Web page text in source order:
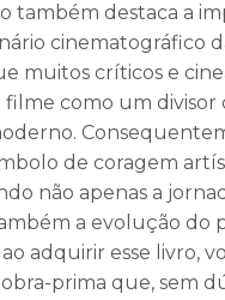
também destaca a
cinematográfico
muitos críticos e
filme como um divisor
de coragem
não apenas a
a evolução do
adquirir esse livro,
prima que, sem